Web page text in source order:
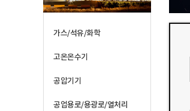
가스/석유/화학
고온온수기
공압기기
공업용로/용광로/열처리